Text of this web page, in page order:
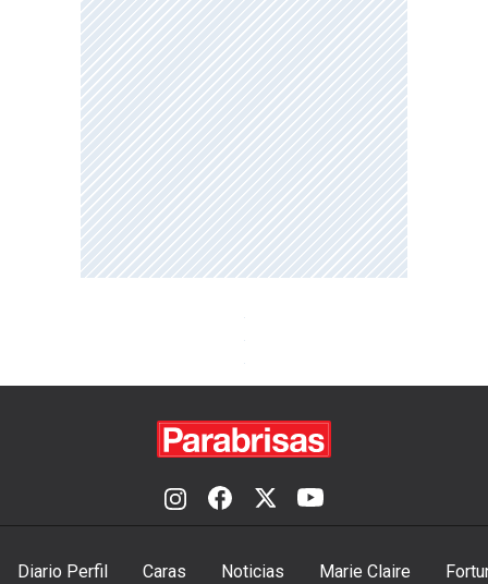
Diario Perfil Caras Noticias Marie Claire